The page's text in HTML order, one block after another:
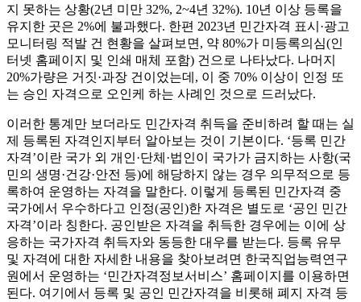
지 못하는 상황(2년 미만 32%, 2~4년 32%). 10년 이상 등록을
유지한 곳은 2%에 불과했다. 한편 2023년 민간자격 표시·광고
모니터링 적발 건 현황을 살펴보면, 약 80%가 미등록의심(인
터넷 홈페이지 및 인쇄 매체 포함) 건으로 나타났다. 나머지
20%가량은 거짓·과장 건이었는데, 이 중 70% 이상이 인정 또
는 승인 자격으로 오인케 하는 사례인 것으로 드러났다.
이러한 통계만 보더라도 민간자격 취득을 준비하려 할 때는 실
제 등록된 자격인지부터 알아보는 것이 기본이다. ‘등록 민간
자격’이란 국가 외 개인·단체·법인이 국가가 금지하는 사항(국
민의 생명·건강·안전 등)에 해당하지 않는 경우 의무적으로 등
록하여 운영하는 자격을 말한다. 이렇게 등록된 민간자격 중
국가에서 우수하다고 인정(공인)한 자격은 별도로 ‘공인 민간
자격’이라 칭한다. 공인받은 자격을 취득한 경우에는 이에 상
응하는 국가자격 취득자와 동등한 대우를 받는다. 등록 유무
및 자격에 대한 자세한 내용을 찾아보려면 한국직업능력연구
원에서 운영하는 ‘민간자격정보서비스’ 홈페이지를 이용하면
된다. 여기에서 등록 및 공인 민간자격을 비롯해 폐지 자격 등